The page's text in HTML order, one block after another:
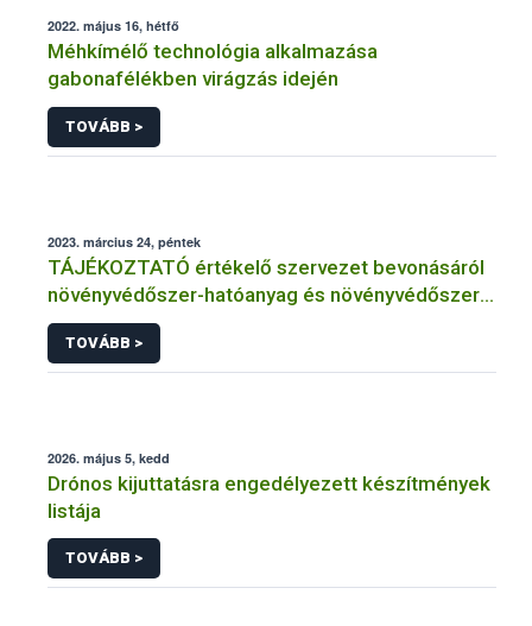
2022. május 16, hétfő
Méhkímélő technológia alkalmazása
gabonafélékben virágzás idején
TOVÁBB >
2023. március 24, péntek
TÁJÉKOZTATÓ értékelő szervezet bevonásáról
növényvédőszer-hatóanyag és növényvédőszer
engedélyezésére, továbbá a meglévő engedély
meghosszabbítására vagy módosítására irányuló
eljárásba
TOVÁBB >
2026. május 5, kedd
Drónos kijuttatásra engedélyezett készítmények
listája
TOVÁBB >